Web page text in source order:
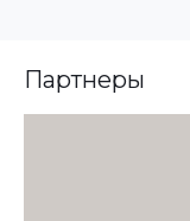
Партнеры